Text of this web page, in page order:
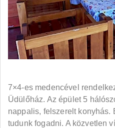
7×4-es medencével
Üdülőház. Az épület 5
nappalis, felszerelt konyhás.
tudunk fogadni. A közvetlen